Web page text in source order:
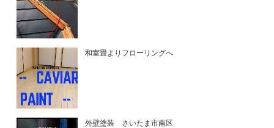
和室畳よりフローリングへ
外壁塗装 さいたま市南区